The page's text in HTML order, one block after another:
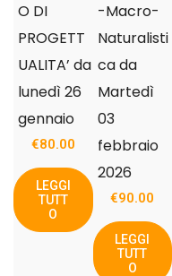
O DI
PROGETT
UALITA’ da
lunedì 26
gennaio
€80.00
LEGGI
TUTT
O
-Macro-
Naturalisti
ca da
Martedì
03
febbraio
2026
€90.00
LEGGI
TUTT
O